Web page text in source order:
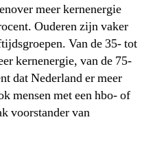
meer kernenergie
Ouderen zijn vaker
Van de 35- tot
kernenergie, van de 75-
dat Nederland er meer
mensen met een hbo- of
voorstander van